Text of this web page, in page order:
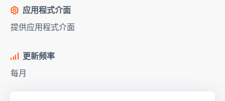
应用程式介面
提供应用程式介面
更新频率
每月